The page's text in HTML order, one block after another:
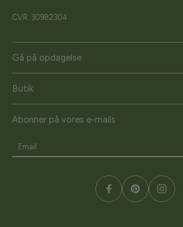
CVR: 30982304
Gå på opdagelse
Butik
Abonner på vores e-mails
Email